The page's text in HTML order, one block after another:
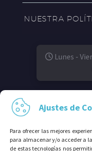
Ajustes de
Para ofrecer las mejores
para almacenar y/o acceder a
de estas tecnologías nos
NUESTRA
Lunes -